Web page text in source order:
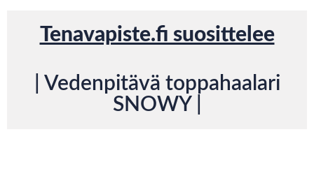
Tenavapiste.fi suosittelee
| Vedenpitävä toppahaalari
SNOWY |